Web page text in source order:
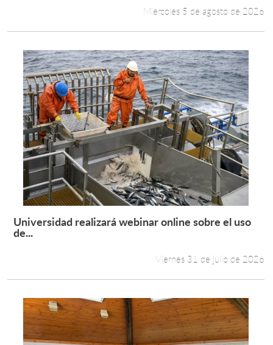
Miércoles 5 de agosto de 2026
Leer más +
Universidad realizará webinar online sobre el uso
de...
Viernes 31 de julio de 2026